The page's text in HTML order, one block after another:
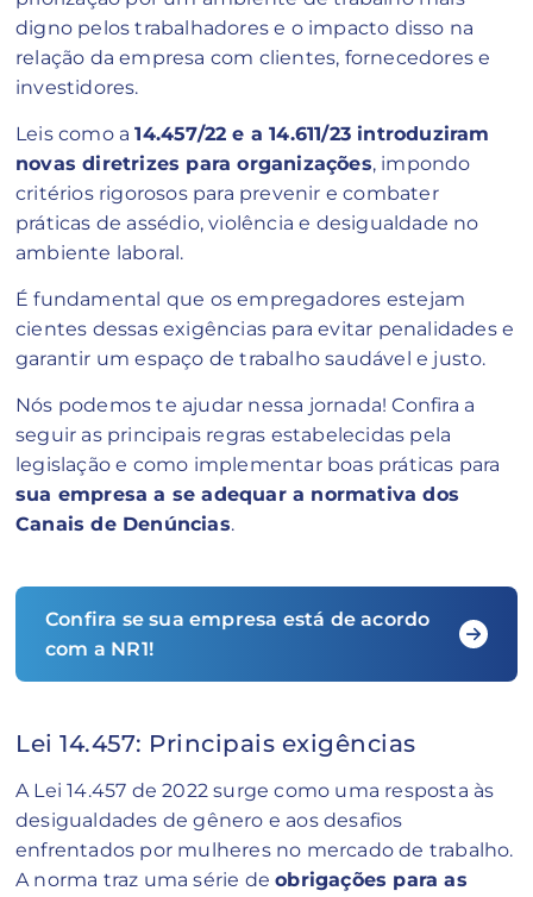
digno pelos trabalhadores e o impacto disso na
relação da empresa com clientes, fornecedores e
investidores.
Leis como a14.457/22 e a 14.611/23 introduziram
novas diretrizes para organizações, impondo
critérios rigorosos para prevenir e combater
práticas de assédio, violência e desigualdade no
ambiente laboral.
É fundamental que os empregadores estejam
cientes dessas exigências para evitar penalidades e
garantir um espaço de trabalho saudável e justo.
Nós podemos te ajudar nessa jornada! Confira a
seguir as principais regras estabelecidas pela
legislação e como implementar boas práticas para
sua empresa a se adequar a normativa dos
Canais de Denúncias.
Confira se sua empresa está de acordo
com a NR1!
Lei 14.457: Principais exigências
A Lei 14.457 de 2022 surge como uma resposta às
desigualdades de gênero e aos desafios
enfrentados por mulheres no mercado de trabalho.
A norma traz uma série deobrigações para as